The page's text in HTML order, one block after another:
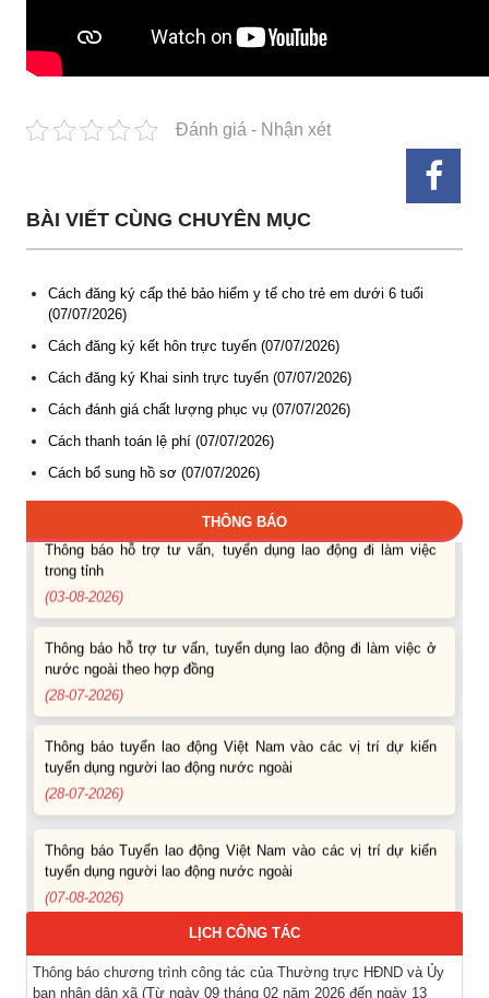
Đánh giá - Nhận xét
BÀI VIẾT CÙNG CHUYÊN MỤC
Cách đăng ký cấp thẻ bảo hiểm y tế cho trẻ em dưới 6 tuổi
(07/07/2026)
Cách đăng ký kết hôn trực tuyến (07/07/2026)
Cách đăng ký Khai sinh trực tuyến (07/07/2026)
Cách đánh giá chất lượng phục vụ (07/07/2026)
Cách thanh toán lệ phí (07/07/2026)
Cách bổ sung hồ sơ (07/07/2026)
THÔNG BÁO
Thông báo Tuyển lao động Việt Nam vào các vị trí dự kiến
tuyển dụng người lao động nước ngoài
(07-08-2026)
Thông báo các khóa đào tạo năm học 2026-2027
(04-08-2026)
Thông báo hỗ trợ tư vấn, tuyển dụng lao động đi làm việc
trong tỉnh
(03-08-2026)
Thông báo hỗ trợ tư vấn, tuyển dụng lao động đi làm việc ở
nước ngoài theo hợp đồng
(28-07-2026)
Thông báo tuyển lao động Việt Nam vào các vị trí dự kiến
tuyển dụng người lao động nước ngoài
(28-07-2026)
Thông báo Tuyển lao động Việt Nam vào các vị trí dự kiến
tuyển dụng người lao động nước ngoài
(07-08-2026)
Thông báo các khóa đào tạo năm học 2026-2027
(04-08-2026)
LỊCH CÔNG TÁC
Thông báo chương trình công tác của Thường trực HĐND và Ủy
ban nhân dân xã (Từ ngày 09 tháng 02 năm 2026 đến ngày 13